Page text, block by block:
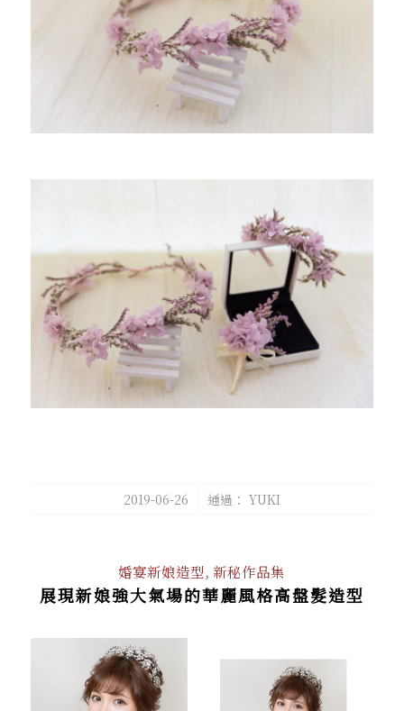
2019-06-26
/ 通過： YUKI
婚宴新娘造型,新秘作品集
展現新娘強大氣場的華麗風格高盤髮造型